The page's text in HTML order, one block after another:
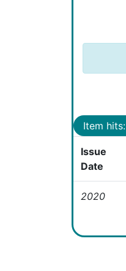
Item hits:
Issue
Date
2020